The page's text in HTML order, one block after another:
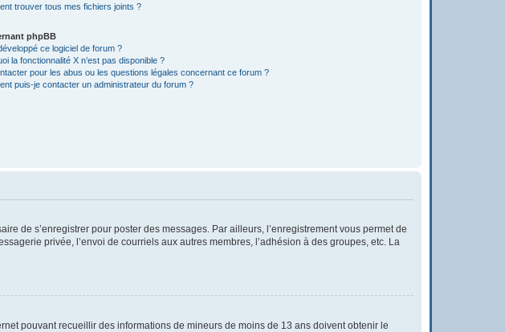
trouver tous mes fichiers joints ?
phpBB
ce logiciel de forum ?
la fonctionnalité X n’est pas disponible ?
pour les abus ou les questions légales concernant ce forum ?
puis-je contacter un administrateur du forum ?
de s’enregistrer pour poster des messages. Par ailleurs, l’enregistrement vous permet de
privée, l’envoi de courriels aux autres membres, l’adhésion à des groupes, etc. La
pouvant recueillir des informations de mineurs de moins de 13 ans doivent obtenir le